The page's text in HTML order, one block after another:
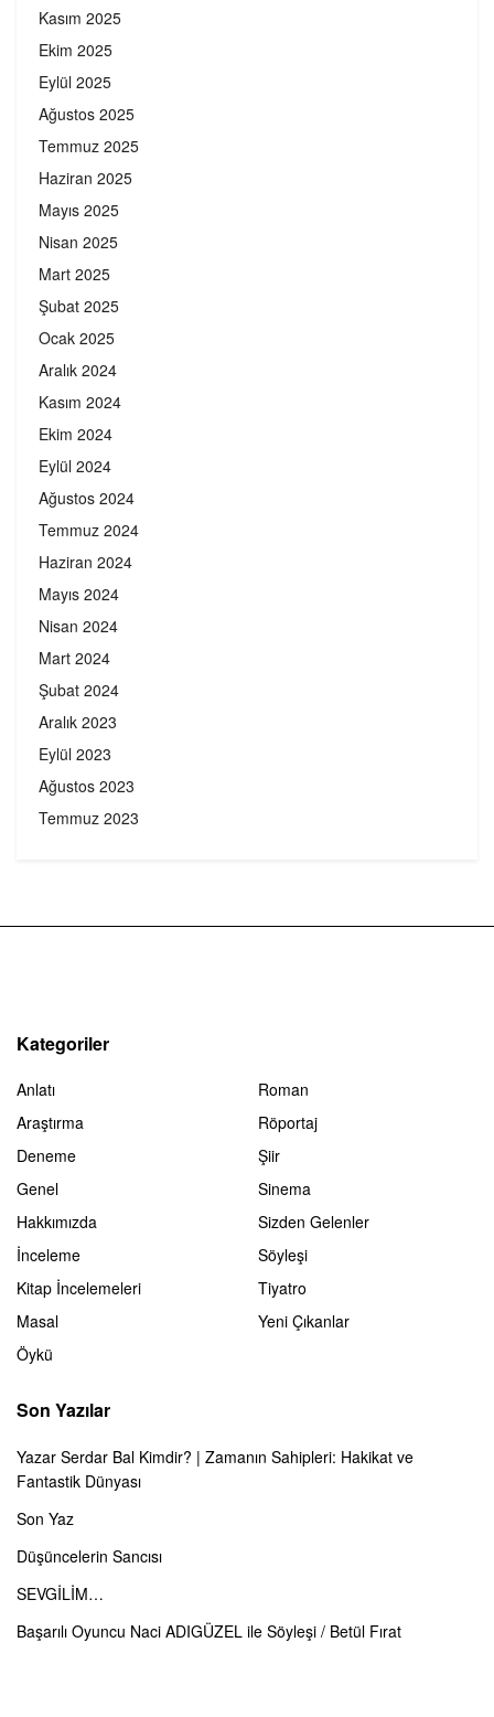
Kasım 2025
Ekim 2025
Eylül 2025
Ağustos 2025
Temmuz 2025
Haziran 2025
Mayıs 2025
Nisan 2025
Mart 2025
Şubat 2025
Ocak 2025
Aralık 2024
Kasım 2024
Ekim 2024
Eylül 2024
Ağustos 2024
Temmuz 2024
Haziran 2024
Mayıs 2024
Nisan 2024
Mart 2024
Şubat 2024
Aralık 2023
Eylül 2023
Ağustos 2023
Temmuz 2023
Kategoriler
Anlatı
Araştırma
Deneme
Genel
Hakkımızda
İnceleme
Kitap İncelemeleri
Masal
Öykü
Roman
Röportaj
Şiir
Sinema
Sizden Gelenler
Söyleşi
Tiyatro
Yeni Çıkanlar
Son Yazılar
Yazar Serdar Bal Kimdir? | Zamanın Sahipleri: Hakikat ve
Fantastik Dünyası
Son Yaz
Düşüncelerin Sancısı
SEVGİLİM…
Başarılı Oyuncu Naci ADIGÜZEL ile Söyleşi / Betül Fırat